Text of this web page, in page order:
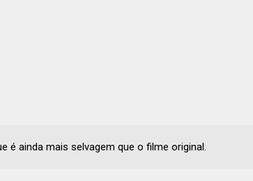
é ainda mais selvagem que o filme original.